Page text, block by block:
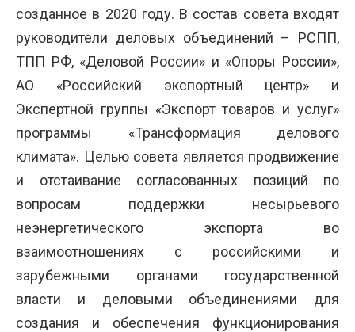
созданное в 2020 году. В состав совета входят
руководители деловых объединений – РСПП,
ТПП РФ, «Деловой России» и «Опоры России»,
АО «Российский экспортный центр» и
Экспертной группы «Экспорт товаров и услуг»
программы «Трансформация делового
климата». Целью совета является продвижение
и отстаивание согласованных позиций по
вопросам поддержки несырьевого
неэнергетического экспорта во
взаимоотношениях с российскими и
зарубежными органами государственной
власти и деловыми объединениями для
создания и обеспечения функционирования